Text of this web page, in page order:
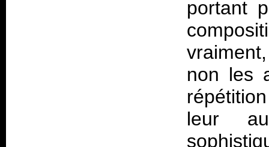
portant
non les
leur